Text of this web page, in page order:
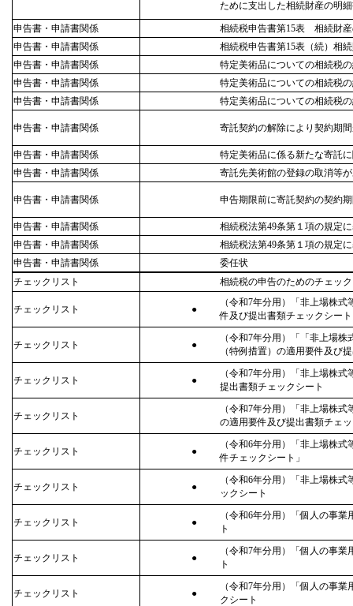
ために支出した相続財産の明
申告書・申請書関係
相続税申告書第15表 相続財
申告書・申請書関係
相続税申告書第15表（続）相
申告書・申請書関係
特定美術品についての相続税
申告書・申請書関係
特定美術品についての相続税
申告書・申請書関係
特定美術品についての相続税
申告書・申請書関係 寄託契約の解除により契約期
申告書・申請書関係
特定美術品に係る新たな寄託
申告書・申請書関係
寄託先美術館の登録の取消等
申告書・申請書関係 申告期限前に寄託契約の契約
申告書・申請書関係
相続税法第49条第１項の規定
申告書・申請書関係
相続税法第49条第１項の規定
申告書・申請書関係
委任状
チェックリスト
相続税の申告のためのチェッ
チェックリスト ●
（令和7年分用）「非上場株
件及び提出書類チェックシート
チェックリスト ●
（令和7年分用）「「非上場
（特例措置）の適用要件及び
チェックリスト ●
（令和7年分用）「非上場株
提出書類チェックシート
チェックリスト
（令和7年分用）「非上場株
の適用要件及び提出書類チェ
チェックリスト ●
（令和6年分用）「非上場株
件チェックシート」
チェックリスト ●
（令和6年分用）「非上場株
ックシート
チェックリスト ●
（令和6年分用）「個人の事
ト
チェックリスト ●
（令和7年分用）「個人の事
ト
チェックリスト ●
（令和7年分用）「個人の事
クシート